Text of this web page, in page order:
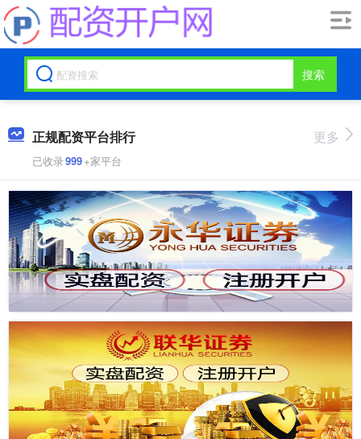
搜索
正规配资平台排行
已收录999+家平台
更多